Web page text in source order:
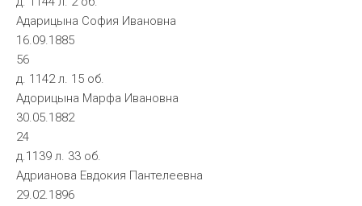
Адарицына София Ивановна
16.09.1885
56
д. 1142 л. 15 об.
Адорицына Марфа Ивановна
30.05.1882
24
д.1139 л. 33 об.
Адрианова Евдокия Пантелеевна
29.02.1896